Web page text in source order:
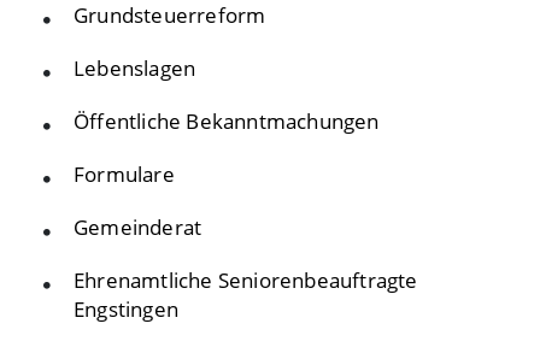
Grundsteuerreform
Lebenslagen
Öffentliche Bekanntmachungen
Formulare
Gemeinderat
Ehrenamtliche Seniorenbeauftragte
Engstingen